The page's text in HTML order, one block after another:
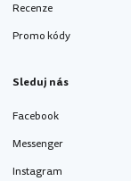
Recenze
Promo kódy
Sleduj nás
Facebook
Messenger
Instagram